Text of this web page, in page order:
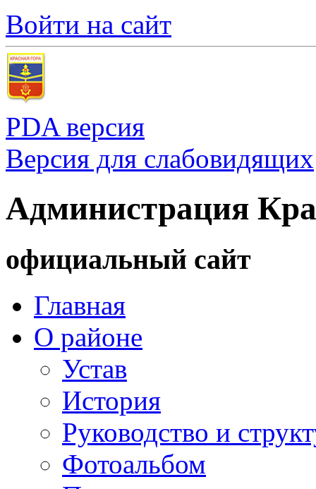
Войти на сайт
PDA версия
Версия для слабовидящих
Администрация
официальный сайт
Главная
О районе
Устав
История
Руководство и
Фотоальбом